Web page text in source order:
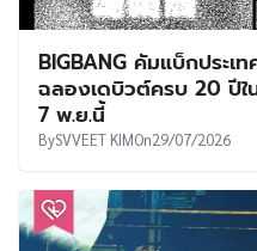
BIGBANG คัมแบ็กประเ
ฉลองเดบิวต์ครบ 20 ปีใ
7 พ.ย.นี้
BySVVEET KIMOn29/07/2026